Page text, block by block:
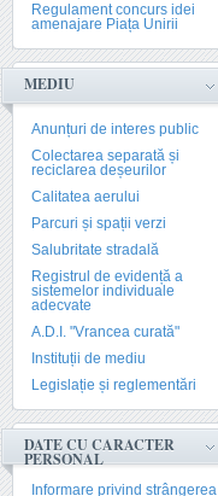
Regulament concurs idei
amenajare Piața Unirii
MEDIU
Anunțuri de interes public
Colectarea separată și
reciclarea deșeurilor
Calitatea aerului
Parcuri și spații verzi
Salubritate stradală
Registrul de evidență a
sistemelor individuale
adecvate
A.D.I. "Vrancea curată"
Instituții de mediu
Legislație și reglementări
DATE CU CARACTER
PERSONAL
Informare privind strângerea